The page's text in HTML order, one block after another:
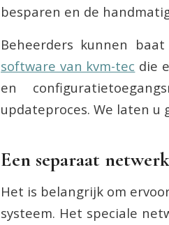
besparen en de
Beheerders kunnen
software van kvm-tec die
en
updateproces. We laten u
Een separaat
Het is belangrijk om
systeem. Het speciale